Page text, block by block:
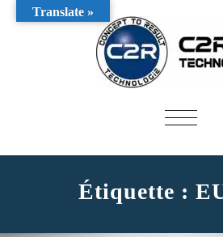
Étiquette :
Translate »